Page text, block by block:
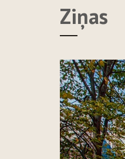
Ziņas